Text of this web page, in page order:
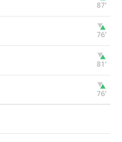
87‎’‎
76‎’‎
81‎’‎
76‎’‎